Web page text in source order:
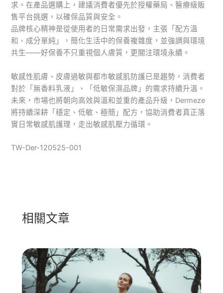
求。在產品選購上，建議消費者優先於授權藥局、醫療級販
售平台挑選，以確保品質與安全。
品牌核心精神是從使用者的日常需求出發，主張「配方溫
和、成分單純」，簡化生活中的保養複雜度，並強調與環境
共生——好保養不只重視個人膚質，更關注環境永續。
敏感性肌膚、皮膚過敏與都市敏感肌防護已是趨勢，消費者
對於「無香料乳液」、「低敏保濕品牌」的需求持續升溫。
未來，市場也將朝向高效與溫和並重的產品升級，Dermeze
將持續深耕「穩定、低敏、極簡」配方，協助消費者真正落
實日常敏感肌護理，走出敏感肌壓力循環。
TW-Der-120525-001
相關文章